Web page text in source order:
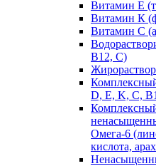
Витамин Е
Витамин К
Витамин С
В12, С)
D, E, K, C,
Омега-6
кислота,